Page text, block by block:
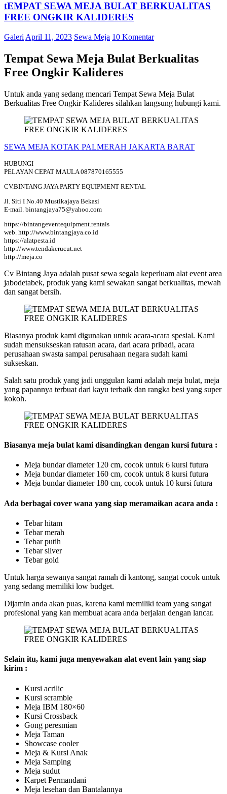
tEMPAT SEWA MEJA BULAT BERKUALITAS
FREE ONGKIR KALIDERES
Galeri April 11, 2023 Sewa Meja 10 Komentar
Tempat Sewa Meja Bulat Berkualitas
Free Ongkir Kalideres
Untuk anda yang sedang mencari Tempat Sewa Meja Bulat
Berkualitas Free Ongkir Kalideres silahkan langsung hubungi kami.
SEWA MEJA KOTAK PALMERAH JAKARTA BARAT
HUBUNGI
PELAYAN CEPAT MAULA 087870165555
CV.BINTANG JAYA PARTY EQUIPMENT RENTAL
Jl. Siti I No.40 Mustikajaya Bekasi
E-mail. bintangjaya75@yahoo.com
https://bintangeventequipment.rentals
web. http://www.bintangjaya.co.id
https://alatpesta.id
http://www.tendakerucut.net
http://meja.co
Cv Bintang Jaya adalah pusat sewa segala keperluam alat event area
jabodetabek, produk yang kami sewakan sangat berkualitas, mewah
dan sangat bersih.
Biasanya produk kami digunakan untuk acara-acara spesial. Kami
sudah mensukseskan ratusan acara, dari acara pribadi, acara
perusahaan swasta sampai perusahaan negara sudah kami
sukseskan.
Salah satu produk yang jadi unggulan kami adalah meja bulat, meja
yang papannya terbuat dari kayu terbaik dan rangka besi yang super
kokoh.
Biasanya meja bulat kami disandingkan dengan kursi futura :
Meja bundar diameter 120 cm, cocok untuk 6 kursi futura
Meja bundar diameter 160 cm, cocok untuk 8 kursi futura
Meja bundar diameter 180 cm, cocok untuk 10 kursi futura
Ada berbagai cover wana yang siap meramaikan acara anda :
Tebar hitam
Tebar merah
Tebar putih
Tebar silver
Tebar gold
Untuk harga sewanya sangat ramah di kantong, sangat cocok untuk
yang sedang memiliki low budget.
Dijamin anda akan puas, karena kami memiliki team yang sangat
profesional yang kan membuat acara anda berjalan dengan lancar.
Selain itu, kami juga menyewakan alat event lain yang siap
kirim :
Kursi acrilic
Kursi scramble
Meja IBM 180×60
Kursi Crossback
Gong peresmian
Meja Taman
Showcase cooler
Meja & Kursi Anak
Meja Samping
Meja sudut
Karpet Permandani
Meja lesehan dan Bantalannya